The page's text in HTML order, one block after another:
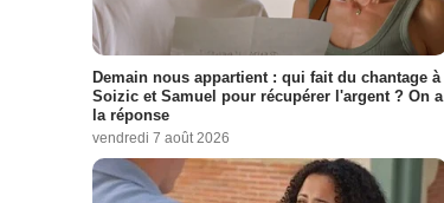
Demain nous appartient : qui fait du chantage à
Soizic et Samuel pour récupérer l'argent ? On a
la réponse
vendredi 7 août 2026